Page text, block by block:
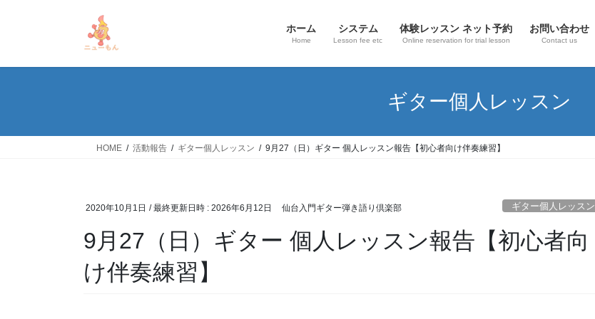
ホーム
Home
システム
Lesson fee etc
体験レッスン ネット予約
Online reservation for trial lesson
お問い合わせ
Contact us
ギター個人レッスン
HOME 活動報告 ギター個人レッスン 9月27（日）ギター 個人レッスン報告【初心者向け伴奏練習】
2020年10月1日 / 最終更新日時 : 2026年6月12日 仙台入門ギター弾き語り倶楽部 ギター個人レッスン
9月27（日）ギター 個人レッスン報告【初心者向
け伴奏練習】